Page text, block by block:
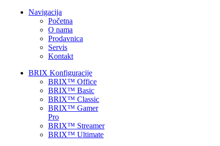
Navigacija
Početna
O nama
Prodavnica
Servis
Kontakt
BRIX Konfiguracije
BRIX™ Office
BRIX™ Basic
BRIX™ Classic
BRIX™ Gamer
Pro
BRIX™ Streamer
BRIX™ Ultimate